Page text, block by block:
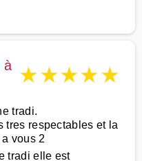
à ★★★★★
tradi.
tres respectables et la
vous 2
tradi elle est